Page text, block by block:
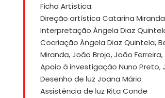
Ficha Artística:
Direção artística Catarina Miranda
Interpretação Ángela Diaz
Cocriação Ángela Diaz Quintela,
Miranda, João Brojo, João
Apoio à investigação Nuno Preto,
Desenho de luz Joana Mário
Assistência de luz Rita Conde